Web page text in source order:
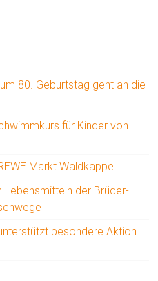
80. Geburtstag geht an die
für Kinder von
Markt Waldkappel
der Brüder-
besondere Aktion